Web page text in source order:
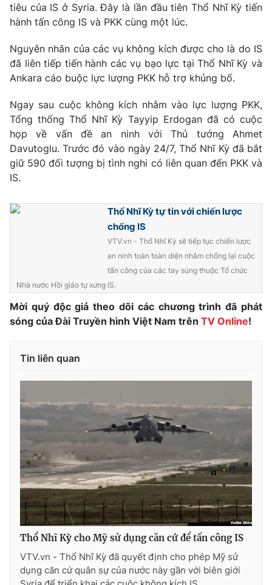
Góc doanh nghiệp
Truyền hình
Phim VTV
Hậu trường
Khán giả
Giải sao mai
Giải trí
Điện ảnh
Âm nhạc
Sao
Du lịch
Làm đẹp
Chất lượng cuộc sống
Giáo dục
Tuyển sinh
Học trực tuyến
Công nghệ
Hitech Công nghệ tương lai
Sản phẩm
Emagazine Podcast
VTV Money VTV Thể thao
VTV Sức khoẻ Bất động sản
Thị trường 24h Tấm lòng Việt
VTV4 Vươn mình bằng AI
VTV9 VTV8
Liên hệ tòa soạn English
tiêu của IS ở Syria. Đây là lần đầu tiên Thổ Nhĩ Kỳ tiến
hành tấn công IS và PKK cùng một lúc.
Nguyên nhân của các vụ không kích được cho là do IS
đã liên tiếp tiến hành các vụ bạo lực tại Thổ Nhĩ Kỳ và
Ankara cáo buộc lực lượng PKK hỗ trợ khủng bố.
Ngay sau cuộc không kích nhằm vào lực lượng PKK,
Tổng thống Thổ Nhĩ Kỳ Tayyip Erdogan đã có cuộc
họp về vấn đề an ninh với Thủ tướng Ahmet
Davutoglu. Trước đó vào ngày 24/7, Thổ Nhĩ Kỳ đã bắt
giữ 590 đối tượng bị tình nghi có liên quan đến PKK và
IS.
Thổ Nhĩ Kỳ tự tin với chiến lược
chống IS
VTV.vn - Thổ Nhĩ Kỳ sẽ tiếp tục chiến lược
an ninh toàn toàn diện nhằm chống lại cuộc
tấn công của các tay súng thuộc Tổ chức
Nhà nước Hồi giáo tự xưng IS.
Mời quý độc giả theo dõi các chương trình đã phát
sóng của Đài Truyền hình Việt Nam trên TV Online!
Tin liên quan
Thổ Nhĩ Kỳ cho Mỹ sử dụng căn cứ để tấn công IS
VTV.vn - Thổ Nhĩ Kỳ đã quyết định cho phép Mỹ sử
dụng căn cứ quân sự của nước này gần với biên giới